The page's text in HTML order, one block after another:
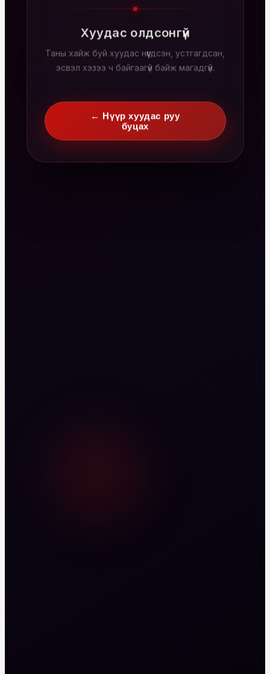
Хуудас олдсонгүй
Таны хайж буй хуудас нүүгдсэн, устгагдсан,
эсвэл хэзээ ч байгаагүй байж магадгүй.
← Нүүр хуудас руу
буцах